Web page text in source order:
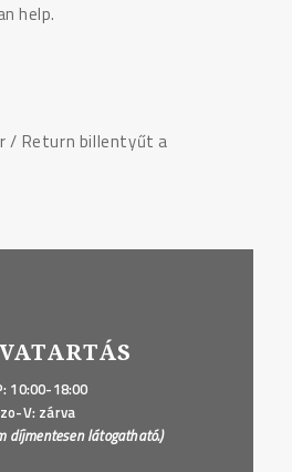
help.
/ Return billentyűt a
10:00-18:00
V: zárva
díjmentesen látogatható.)